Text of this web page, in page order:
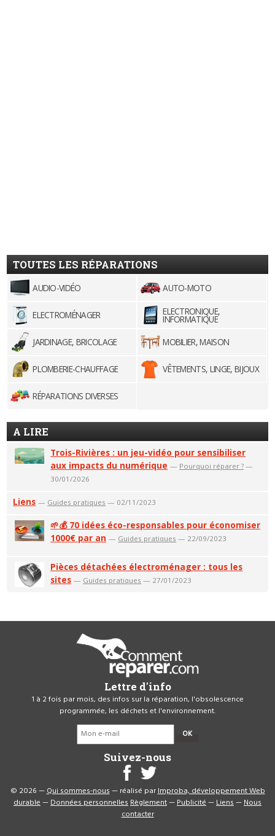
TOUTES LES RÉPARATIONS
AUDIO-VIDÉO AUTO-MOTO
ELECTROMÉNAGER ELECTRONIQUE,
INFORMATIQUE
JARDINAGE, BRICOLAGE
MOBILIER, MAISON
PLOMBERIE-CHAUFFAGE VÊTEMENTS, LINGE, BIJOUX
RÉPARATIONS DIVERSES
A LIRE
Trois-Rivières : un jeu-vidéo pour sensibiliser
aux impacts du numérique — Pourquoi réparer ? —
30/01/2026
Liens — Guides pratiques — 02/11/2023
🌱💰 70 idées éco-responsables pour économiser
1000€ par an — Guides pratiques — 22/09/2023
Pièces détachées électroménager : tous les
sites — Guides pratiques — 27/01/2023
Lettre d'info
1 à 2 fois par mois, des infos sur la réparation, l'obsolescence
programmée, les déchets et l'environnement.
OK
Suivez-nous
© 2026 —Qui sommes-nous— réalisé parImproba, développement Web
durable—Données personnellesRèglement—Publicité—Liens—Nous
contacter